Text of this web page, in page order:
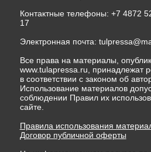
Контактные телефоны: +7 4872
17
Электронная почта:
Все права на материалы,
www.tulapressa.ru, принадлежат
в соответствии с законом об
Использование материалов
соблюдении Правил их
сайте.
Правила использования
Договор публичной оферты